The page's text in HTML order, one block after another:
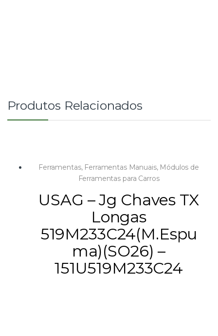
Produtos Relacionados
Ferramentas, Ferramentas Manuais, Módulos de
Ferramentas para Carros
USAG – Jg Chaves TX
Longas
519M233C24(M.Espu
ma)(SO26) –
151U519M233C24